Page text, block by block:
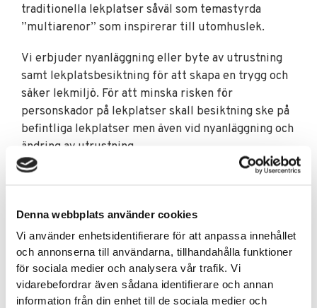
Denna webbplats använder cookies
Vi använder enhetsidentifierare för att anpassa innehållet
och annonserna till användarna, tillhandahålla funktioner
för sociala medier och analysera vår trafik. Vi
vidarebefordrar även sådana identifierare och annan
information från din enhet till de sociala medier och
traditionella lekplatser såväl som temastyrda
”multiarenor” som inspirerar till utomhuslek.
Vi erbjuder nyanläggning eller byte av utrustning
samt lekplatsbesiktning för att skapa en trygg och
säker lekmiljö. För att minska risken för
personskador på lekplatser skall besiktning ske på
befintliga lekplatser men även vid nyanläggning och
ändring av utrustning.
JE Mark hjälper kommuner såväl som företag och
drömmer om. Vi hjälper er också med besiktning för
en trygg utemiljö för både strora och små!
Vi utför både stora och små jobb på uppdrag av
kommun såväl som fastighetsbolag,
bostadsrättsföreningar och privat personer.